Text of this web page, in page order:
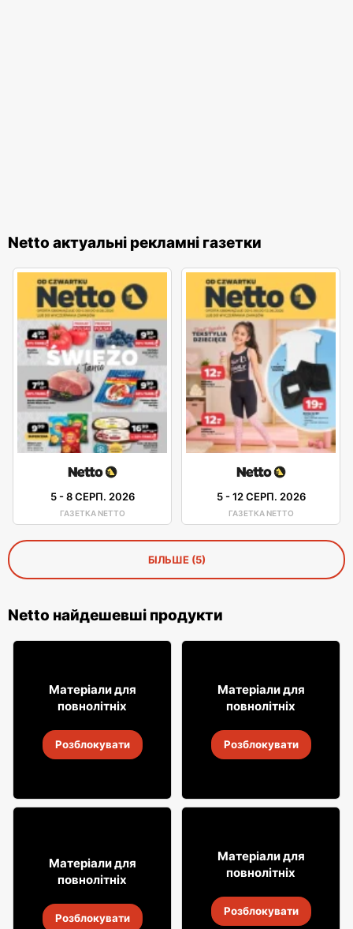
Netto актуальні рекламні газетки
5-8 СЕРП. 2026
ГАЗЕТКА NETTO
5-12 СЕРП. 2026
ГАЗЕТКА NETTO
БІЛЬШЕ (5)
Netto найдешевші продукти
2499
14 серп. 2026
Матеріали для
повнолітніх
Розблокувати
6199
14 серп. 2026
Матеріали для
повнолітніх
Розблокувати
1699
Безалкогольне вино
Simply
Матеріали для
повнолітніх
Розблокувати
5999
14 серп. 2026
Матеріали для
повнолітніх
Розблокувати